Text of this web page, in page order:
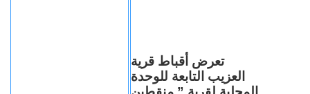
تعرض أقباط قرية
العزيب التابعة للوحدة